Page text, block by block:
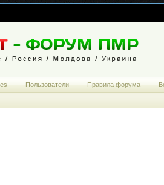
Пользователи Правила форума